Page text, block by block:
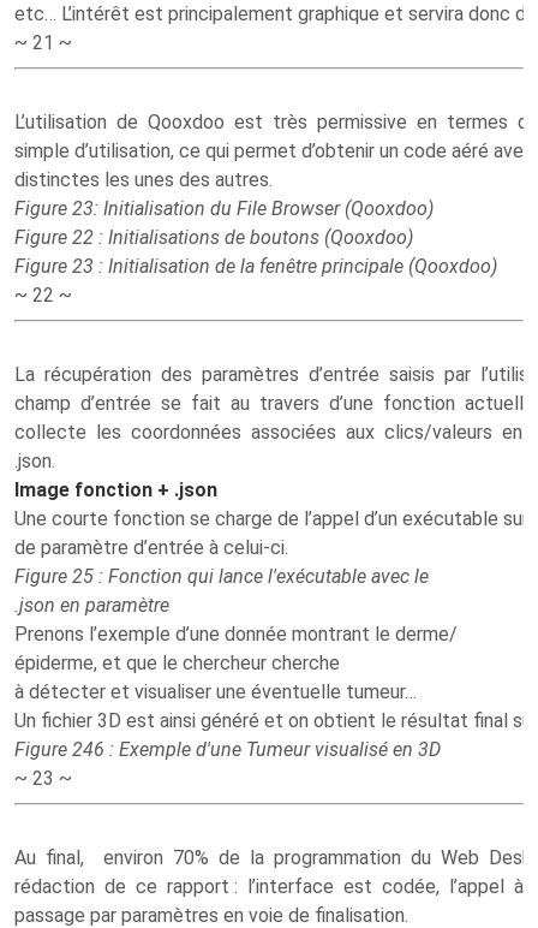
etc… L’intérêt est principalement graphique et servira donc
~ 21 ~
L’utilisation de Qooxdoo est très permissive en termes
simple d’utilisation, ce qui permet d’obtenir un code aéré
distinctes les unes des autres.
Figure 23: Initialisation du File Browser (Qooxdoo)
Figure 22 : Initialisations de boutons (Qooxdoo)
Figure 23 : Initialisation de la fenêtre principale (Qooxdoo)
~ 22 ~
La récupération des paramètres d’entrée saisis par
champ d’entrée se fait au travers d’une fonction
collecte les coordonnées associées aux clics/valeurs
.json.
Image fonction + .json
Une courte fonction se charge de l’appel d’un exécutable
de paramètre d’entrée à celui-ci.
Figure 25 : Fonction qui lance l'exécutable avec le
.json en paramètre
Prenons l’exemple d’une donnée montrant le derme/
épiderme, et que le chercheur cherche
à détecter et visualiser une éventuelle tumeur…
Un fichier 3D est ainsi généré et on obtient le résultat final
Figure 246 : Exemple d'une Tumeur visualisé en 3D
~ 23 ~
Au final, environ 70% de la programmation du Web
rédaction de ce rapport : l’interface est codée, l’appel
passage par paramètres en voie de finalisation.